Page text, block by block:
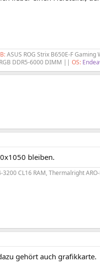
ASUS ROG Strix B650E-F Gaming
DDR5-6000 DIMM || OS:
bleiben.
CL16 RAM, Thermalright
gehört auch grafikkarte.